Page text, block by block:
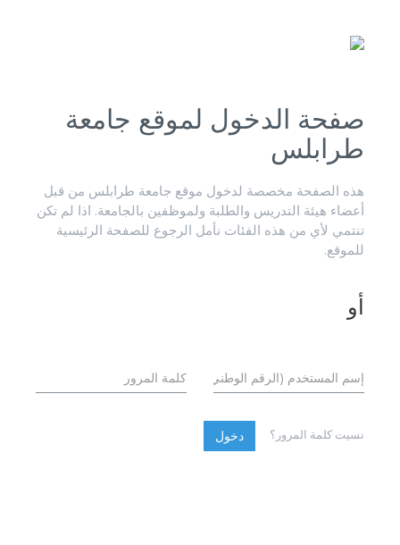
صفحة الدخول لموقع جامعة
طرابلس
هذه الصفحة مخصصة لدخول موقع جامعة طرابلس من قبل
أعضاء هيئة التدريس والطلبة ولموظفين بالجامعة. اذا لم تكن
تنتمي لأي من هذه الفئات نأمل الرجوع للصفحة الرئيسية
للموقع.
أو
نسيت كلمة المرور؟ دخول